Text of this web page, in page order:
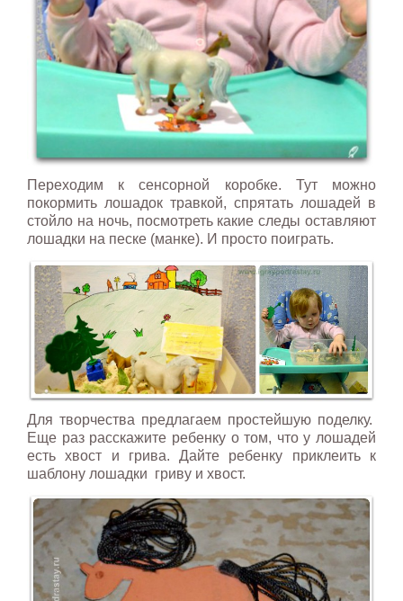
Переходим к сенсорной коробке. Тут можно
покормить лошадок травкой, спрятать лошадей в
стойло на ночь, посмотреть какие следы оставляют
лошадки на песке (манке). И просто поиграть.
Для творчества предлагаем простейшую поделку.
Еще раз расскажите ребенку о том, что у лошадей
есть хвост и грива. Дайте ребенку приклеить к
шаблону лошадки гриву и хвост.